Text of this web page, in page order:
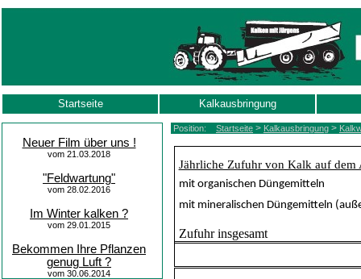
Startseite Kalkausbringung
Neuer Film über uns !
vom 21.03.2018
"Feldwartung"
vom 28.02.2016
Im Winter kalken ?
vom 29.01.2015
Bekommen Ihre Pflanzen
genug Luft ?
vom 30.06.2014
Position: Startseite > Kalkausbringung >
Jährliche Zufuhr von Kalk auf dem
mit organischen Düngemitteln
mit mineralischen Düngemitteln
Zufuhr insgesamt